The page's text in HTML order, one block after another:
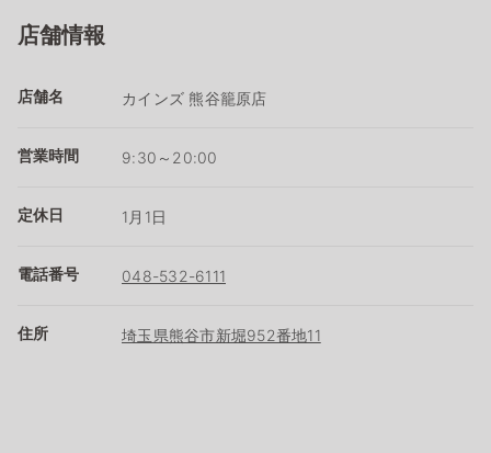
店舗情報
店舗名 カインズ 熊谷籠原店
営業時間 9:30～20:00
定休日 1月1日
電話番号 048-532-6111
住所 埼玉県熊谷市新堀952番地11